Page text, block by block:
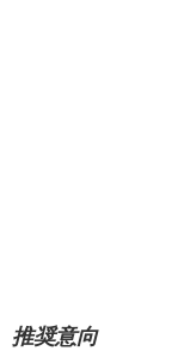
推奨意向